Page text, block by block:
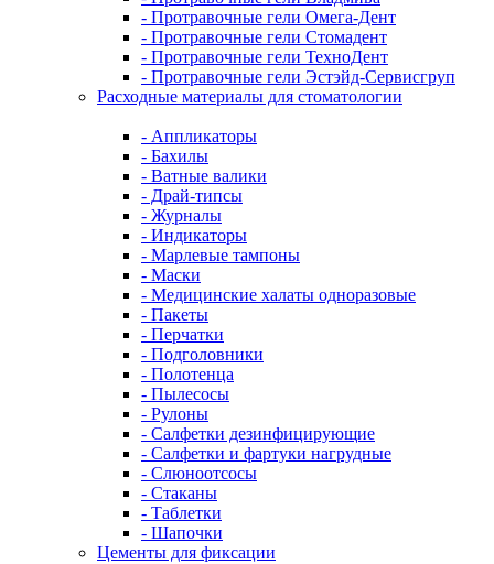
- Протравочные гели Омега-Дент
- Протравочные гели Стомадент
- Протравочные гели ТехноДент
- Протравочные гели Эстэйд-Сервисгруп
Расходные материалы для стоматологии
- Аппликаторы
- Бахилы
- Ватные валики
- Драй-типсы
- Журналы
- Индикаторы
- Марлевые тампоны
- Маски
- Медицинские халаты одноразовые
- Пакеты
- Перчатки
- Подголовники
- Полотенца
- Пылесосы
- Рулоны
- Салфетки дезинфицирующие
- Салфетки и фартуки нагрудные
- Слюноотсосы
- Стаканы
- Таблетки
- Шапочки
Цементы для фиксации